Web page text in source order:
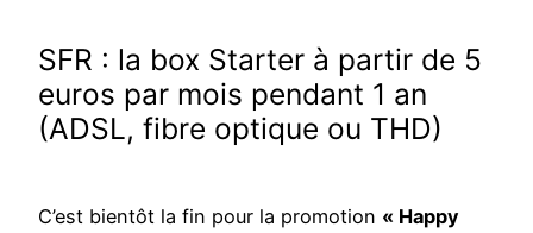
SFR : la box Starter à partir de 5
euros par mois pendant 1 an
(ADSL, fibre optique ou THD)
C’est bientôt la fin pour la promotion « Happy